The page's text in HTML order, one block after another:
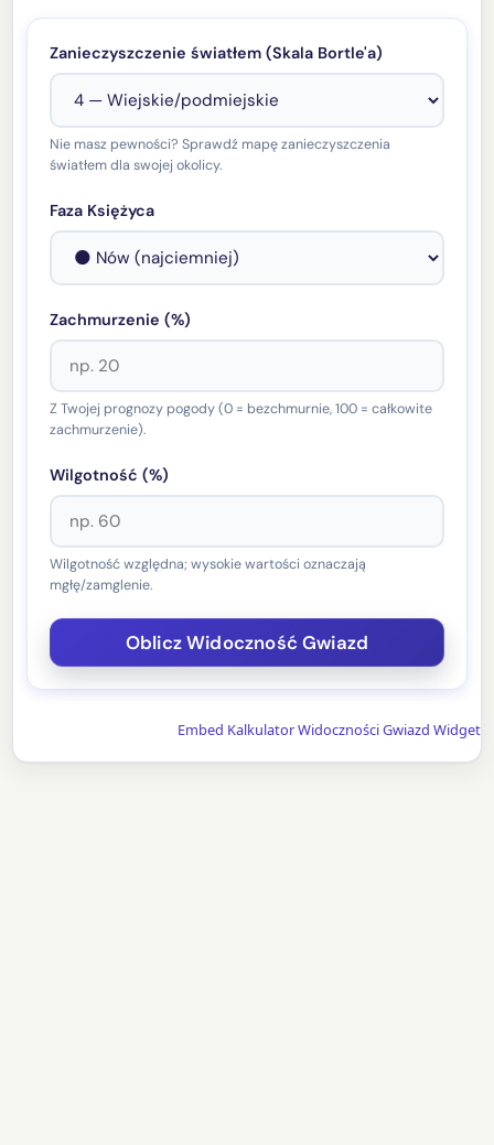
Zanieczyszczenie światłem (Skala Bortle'a)
Nie masz pewności? Sprawdź mapę zanieczyszczenia
światłem dla swojej okolicy.
Faza Księżyca
Zachmurzenie (%)
Z Twojej prognozy pogody (0 = bezchmurnie, 100 = całkowite
zachmurzenie).
Wilgotność (%)
Wilgotność względna; wysokie wartości oznaczają
mgłę/zamglenie.
Embed Kalkulator Widoczności Gwiazd Widget